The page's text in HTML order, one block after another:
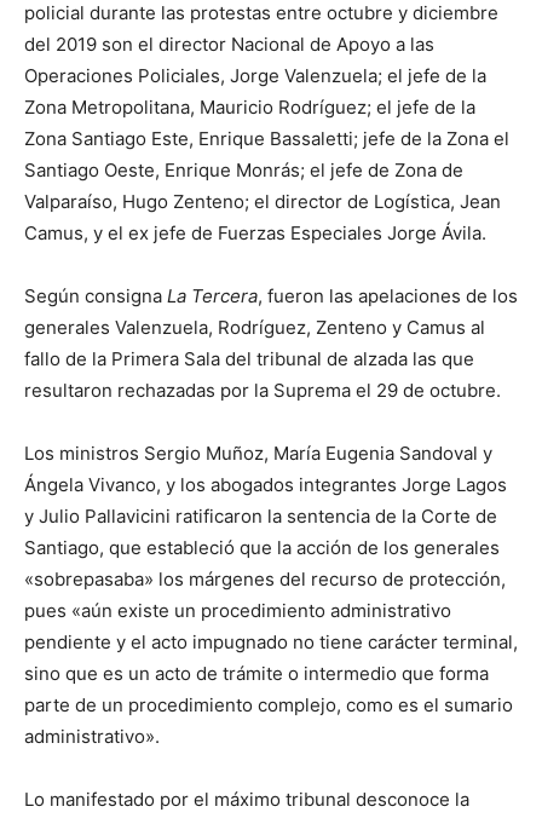
policial durante las protestas entre octubre y diciembre
del 2019 son el director Nacional de Apoyo a las
Operaciones Policiales, Jorge Valenzuela; el jefe de la
Zona Metropolitana, Mauricio Rodríguez; el jefe de la
Zona Santiago Este, Enrique Bassaletti; jefe de la Zona el
Santiago Oeste, Enrique Monrás; el jefe de Zona de
Valparaíso, Hugo Zenteno; el director de Logística, Jean
Camus, y el ex jefe de Fuerzas Especiales Jorge Ávila.
Según consigna La Tercera, fueron las apelaciones de los
generales Valenzuela, Rodríguez, Zenteno y Camus al
fallo de la Primera Sala del tribunal de alzada las que
resultaron rechazadas por la Suprema el 29 de octubre.
Los ministros Sergio Muñoz, María Eugenia Sandoval y
Ángela Vivanco, y los abogados integrantes Jorge Lagos
y Julio Pallavicini ratificaron la sentencia de la Corte de
Santiago, que estableció que la acción de los generales
«sobrepasaba» los márgenes del recurso de protección,
pues «aún existe un procedimiento administrativo
pendiente y el acto impugnado no tiene carácter terminal,
sino que es un acto de trámite o intermedio que forma
parte de un procedimiento complejo, como es el sumario
administrativo».
Lo manifestado por el máximo tribunal desconoce la